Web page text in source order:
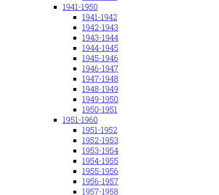
1941-1950
1941-1942
1942-1943
1943-1944
1944-1945
1945-1946
1946-1947
1947-1948
1948-1949
1949-1950
1950-1951
1951-1960
1951-1952
1952-1953
1953-1954
1954-1955
1955-1956
1956-1957
1957-1958